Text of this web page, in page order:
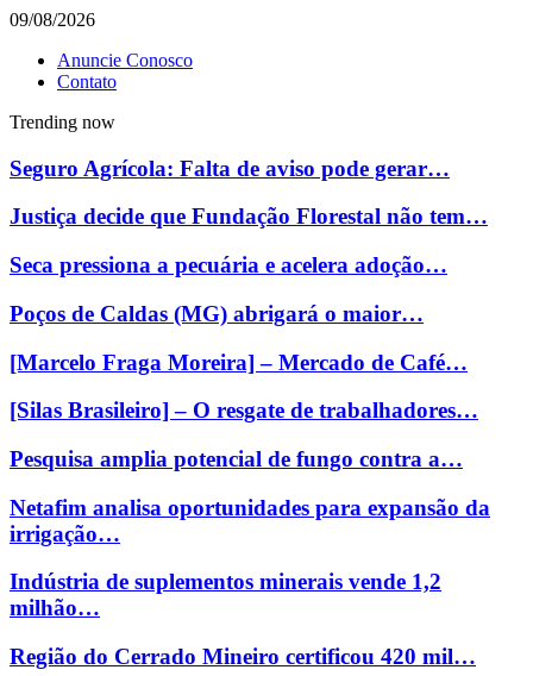
09/08/2026
Anuncie Conosco
Contato
Trending now
Seguro Agrícola: Falta de aviso pode gerar…
Justiça decide que Fundação Florestal não tem…
Seca pressiona a pecuária e acelera adoção…
Poços de Caldas (MG) abrigará o maior…
[Marcelo Fraga Moreira] – Mercado de Café…
[Silas Brasileiro] – O resgate de trabalhadores…
Pesquisa amplia potencial de fungo contra a…
Netafim analisa oportunidades para expansão da
irrigação…
Indústria de suplementos minerais vende 1,2
milhão…
Região do Cerrado Mineiro certificou 420 mil…